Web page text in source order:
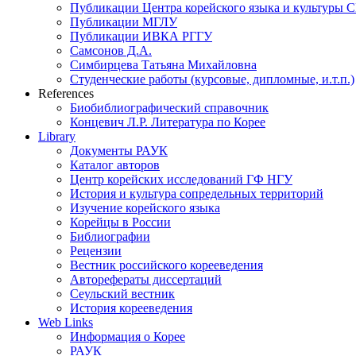
Публикации Центра корейского языка и культуры
Публикации МГЛУ
Публикации ИВКА РГГУ
Самсонов Д.А.
Симбирцева Татьяна Михайловна
Студенческие работы (курсовые, дипломные, и.т.п.)
References
Биобиблиографический справочник
Концевич Л.Р. Литература по Корее
Library
Документы РАУК
Каталог авторов
Центр корейских исследований ГФ НГУ
История и культура сопредельных территорий
Изучение корейского языка
Корейцы в России
Библиографии
Рецензии
Вестник российского корееведения
Авторефераты диссертаций
Сеульский вестник
История корееведения
Web Links
Информация о Корее
РАУК